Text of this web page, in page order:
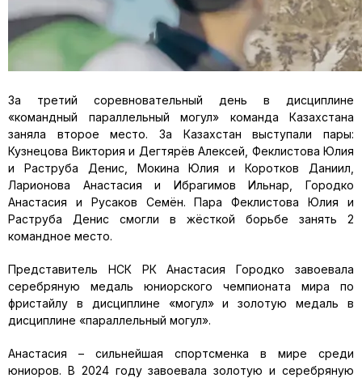
За третий соревновательный день в дисциплине
«командный параллельный могул» команда Казахстана
заняла второе место. За Казахстан выступали пары:
Кузнецова Виктория и Дегтярёв Алексей, Феклистова Юлия
и Раструба Денис, Мокина Юлия и Коротков Даниил,
Ларионова Анастасия и Ибрагимов Ильнар, Городко
Анастасия и Русаков Семён. Пара Феклистова Юлия и
Раструба Денис смогли в жёсткой борьбе занять 2
командное место.
Представитель НСК РК Анастасия Городко завоевала
серебряную медаль юниорского чемпионата мира по
фристайлу в дисциплине «могул» и золотую медаль в
дисциплине «параллельный могул».
Анастасия – сильнейшая спортсменка в мире среди
юниоров. В 2024 году завоевала золотую и серебряную